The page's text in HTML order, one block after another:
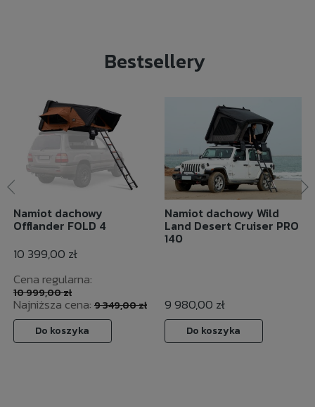
Bestsellery
Namiot dachowy
Offlander FOLD 4
10 399,00 zł
Cena regularna:
10 999,00 zł
Najniższa cena: 9 349,00 zł
Do koszyka
Namiot dachowy Wild
Land Desert Cruiser PRO
140
9 980,00 zł
Do koszyka